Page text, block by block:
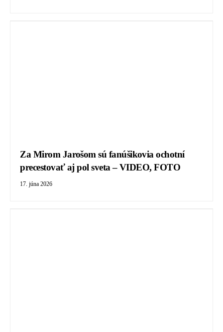
Za Mirom Jarošom sú fanúšikovia ochotní
precestovať aj pol sveta – VIDEO, FOTO
17. júna 2026